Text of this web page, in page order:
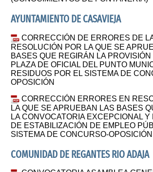
AYUNTAMIENTO DE CASAVIEJA
CORRECCIÓN DE ERRORES DE
RESOLUCIÓN POR LA QUE SE
BASES QUE REGIRÁN LA
PLAZA DE OFICIAL DEL PUNTO
RESIDUOS POR EL SISTEMA DE
OPOSICIÓN
CORRECCIÓN ERRORES EN
LA QUE SE APRUEBAN LAS BASES
LA CONVOCATORIA EXCEPCIONAL Y
DE ESTABILIZACIÓN DE EMPLEO
SISTEMA DE CONCURSO-OPOSICIÓN
COMUNIDAD DE REGANTES RIO ADAJA